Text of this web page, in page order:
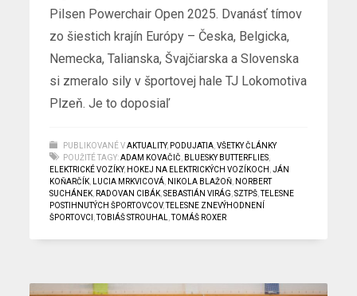
Pilsen Powerchair Open 2025. Dvanásť tímov
zo šiestich krajín Európy – Česka, Belgicka,
Nemecka, Talianska, Švajčiarska a Slovenska
si zmeralo sily v športovej hale TJ Lokomotiva
Plzeň. Je to doposiaľ
PUBLIKOVANÉ V AKTUALITY, PODUJATIA ,VŠETKY ČLÁNKY
POUŽITÉ TAGY: ADAM KOVAČIČ BLUESKY BUTTERFLIES
ELEKTRICKÉ VOZÍKY, HOKEJ NA ELEKTRICKÝCH VOZÍKOCH ,JÁN
KOŇARČÍK
LUCIA MRKVICOVÁ NIKOLA BLAŽOŇ NORBERT
SUCHÁNEK RADOVAN CIBÁK ,SEBASTIÁN VIRÁG ,SZTPŠ ,TELESNE
POSTIHNUTÝCH ŠPORTOVCOV,TELESNE ZNEVÝHODNENÍ
ŠPORTOVCI ,TOBIÁŠ STROUHAL ,TOMÁŠ ROXER